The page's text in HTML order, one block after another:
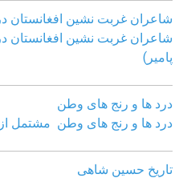
شاعران غربت نشین افغانستان در
شاعران غربت نشین افغانستان در
پامیر)
درد ها و رنج های وطن
درد ها و رنج های وطن مشتمل از
تاریخ حسین شاهی